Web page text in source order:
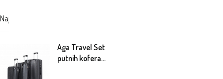
Najskuplji
Aga Travel Set
putnih kofera